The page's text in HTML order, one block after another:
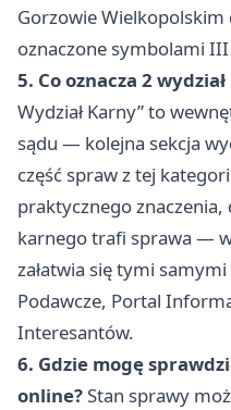
Gorzowie Wielkopolskim
oznaczone symbolami III
5. Co oznacza 2
Wydział Karny” to
sądu — kolejna sekcja
część spraw z tej
praktycznego znaczenia,
karnego trafi sprawa —
załatwia się tymi
Podawcze, Portal
Interesantów.
6. Gdzie mogę
online?Stan sprawy